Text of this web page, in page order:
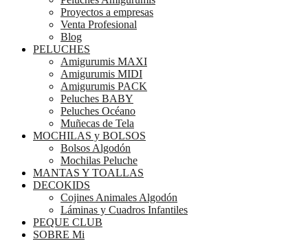
Proyectos a empresas
Venta Profesional
Blog
PELUCHES
Amigurumis MAXI
Amigurumis MIDI
Amigurumis PACK
Peluches BABY
Peluches Océano
Muñecas de Tela
MOCHILAS y BOLSOS
Bolsos Algodón
Mochilas Peluche
MANTAS Y TOALLAS
DECOKIDS
Cojines Animales Algodón
Láminas y Cuadros Infantiles
PEQUE CLUB
SOBRE Mi